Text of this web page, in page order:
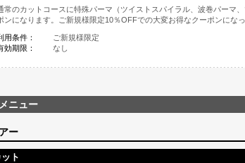
常のカットコースに特殊パーマ（ツイストスパイラル、波巻パーマ
ンになります。ご新規様限定10％OFFでの大変お得なクーポンになっ
用条件：
ご新規様限定
効期限：
なし
ニュー
ー
ト